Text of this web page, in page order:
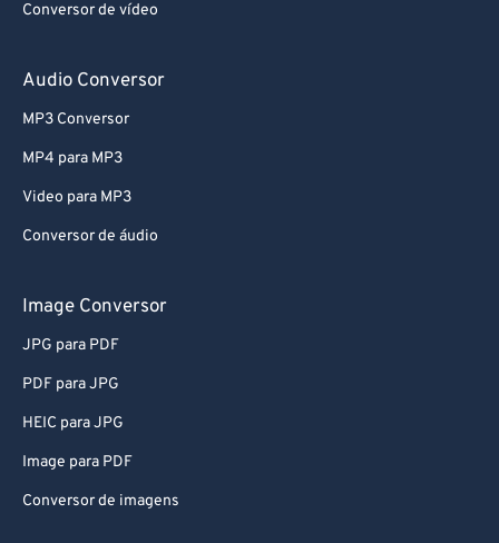
Conversor de vídeo
Audio Conversor
MP3 Conversor
MP4 para MP3
Video para MP3
Conversor de áudio
Image Conversor
JPG para PDF
PDF para JPG
HEIC para JPG
Image para PDF
Conversor de imagens